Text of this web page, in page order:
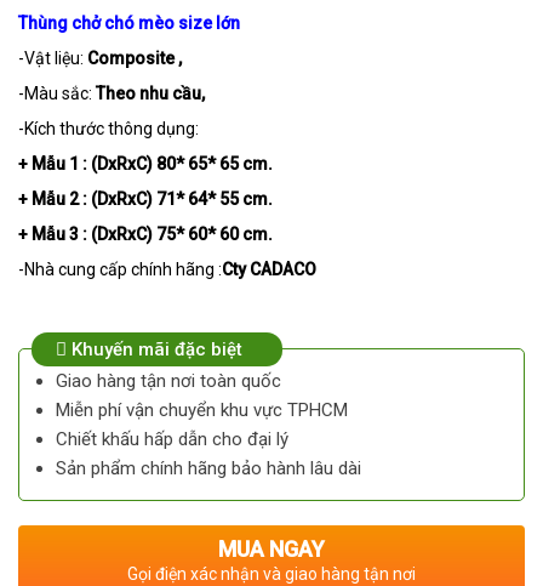
Thùng chở chó mèo size lớn
-Vật liệu: Composite ,
-Màu sắc:Theo nhu cầu,
-Kích thước thông dụng:
+ Mẫu 1 : (DxRxC) 80* 65* 65 cm.
+ Mẫu 2 : (DxRxC) 71* 64* 55 cm.
+ Mẫu 3 : (DxRxC) 75* 60* 60 cm.
-Nhà cung cấp chính hãng :Cty CADACO
Khuyến mãi đặc biệt
Giao hàng tận nơi toàn quốc
Miễn phí vận chuyển khu vực TPHCM
Chiết khấu hấp dẫn cho đại lý
Sản phẩm chính hãng bảo hành lâu dài
MUA NGAY
Gọi điện xác nhận và giao hàng tận nơi